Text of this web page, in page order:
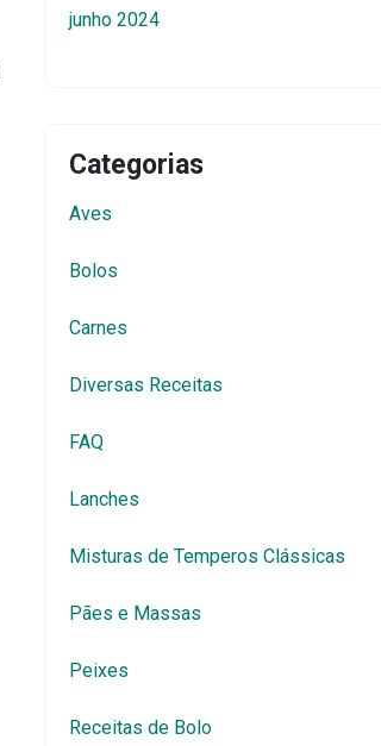
junho 2024
Categorias
Aves
Bolos
Carnes
Diversas Receitas
FAQ
Lanches
Misturas de Temperos Clássicas
Pães e Massas
Peixes
Receitas de Bolo